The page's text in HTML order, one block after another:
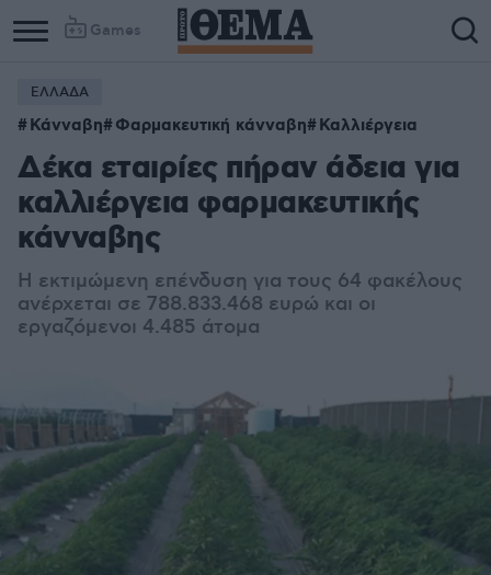
Games
ΕΛΛΑΔΑ
Κάνναβη Φαρμακευτική κάνναβη Καλλιέργεια
Δέκα εταιρίες πήραν άδεια για
καλλιέργεια φαρμακευτικής
κάνναβης
H εκτιμώμενη επένδυση για τους 64 φακέλους
ανέρχεται σε 788.833.468 ευρώ και οι
εργαζόμενοι 4.485 άτομα